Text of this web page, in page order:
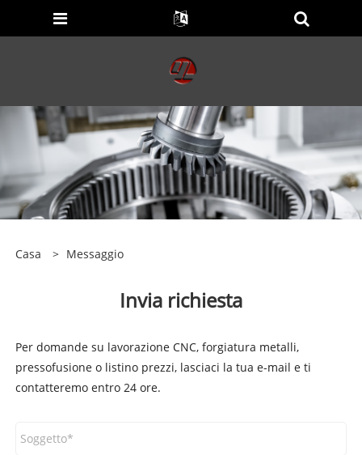
Casa > Messaggio
Invia richiesta
Per domande su lavorazione CNC, forgiatura metalli,
pressofusione o listino prezzi, lasciaci la tua e-mail e ti
contatteremo entro 24 ore.